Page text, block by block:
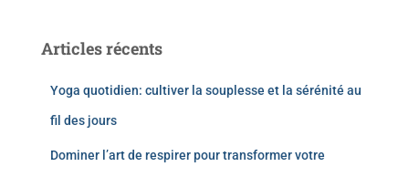
Articles récents
Yoga quotidien: cultiver la souplesse et la sérénité au
fil des jours
Dominer l’art de respirer pour transformer votre